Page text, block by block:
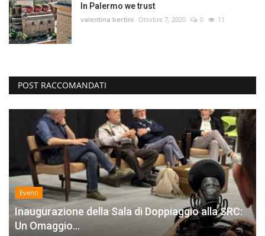
In Palermo we trust
valentina bertini Ottobre 7, 2020 0 11
POST RACCOMANDATI
Eventi
Inaugurazione della Sala di Doppiaggio alla SRC:
Un Omaggio...